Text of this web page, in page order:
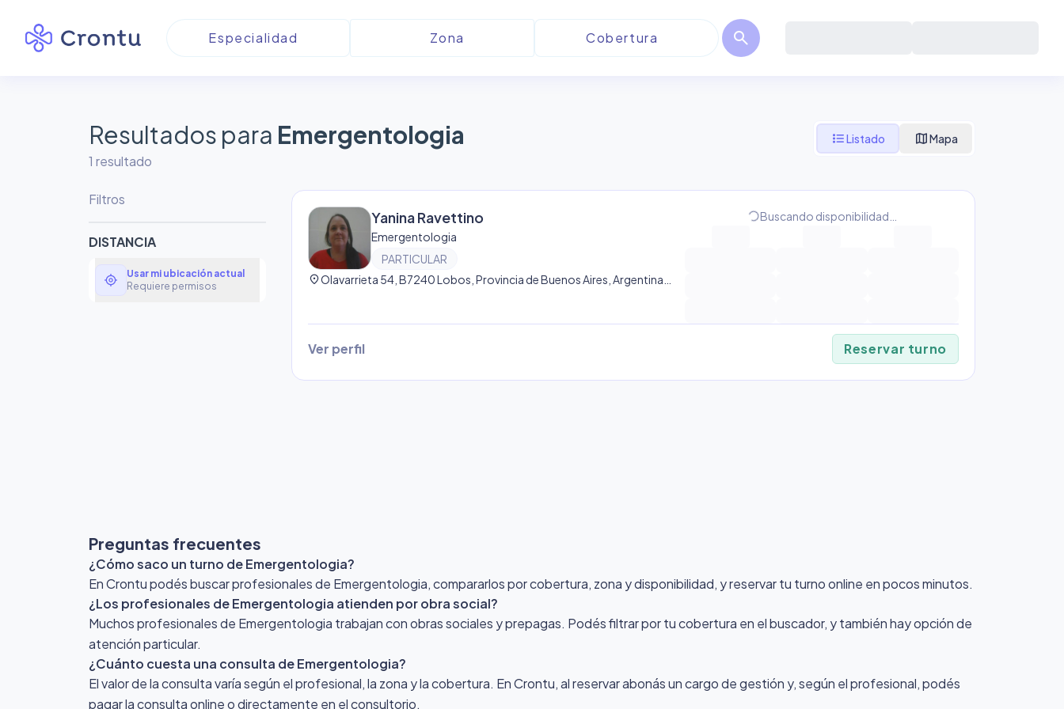
search
Resultados para Emergentologia
1 resultado
format_list_bulletedListado mapMapa
Filtros
DISTANCIA
my_location
Usar mi ubicación actual
Requiere permisos
Yanina Ravettino
Emergentologia
PARTICULAR
location_on
progress_activityBuscando disponibilidad…
Ver perfil Reservar turno
Preguntas frecuentes
¿Cómo saco un turno de Emergentologia?
En Crontu podés buscar profesionales de Emergentologia, compararlos por cobertura, zona y disponibilidad, y reservar tu turno online en pocos minutos.
¿Los profesionales de Emergentologia atienden por obra social?
Muchos profesionales de Emergentologia trabajan con obras sociales y prepagas. Podés filtrar por tu cobertura en el buscador, y también hay opción de
atención particular.
¿Cuánto cuesta una consulta de Emergentologia?
El valor de la consulta varía según el profesional, la zona y la cobertura. En Crontu, al reservar abonás un cargo de gestión y, según el profesional, podés
pagar la consulta online o directamente en el consultorio.